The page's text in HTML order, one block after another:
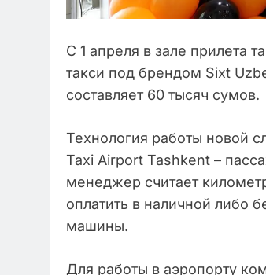
С 1 апреля в зале прилета
такси под брендом Sixt
составляет 60 тысяч сумов.
Технология работы новой
Taxi Airport Tashkent –
менеджер считает
оплатить в наличной либо
машины.
Для работы в аэропорту